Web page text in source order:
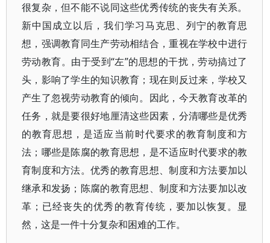
很复杂，但不能不说同这些优秀传统的丧失有关系。
新中国成立以后，我们学习马克思、列宁的教育思
想，强调教育同生产劳动相结合，重视在学校中进行
劳动教育。由于受到“左”的思想的干扰，劳动搞过了
头，影响了学生的知识教育；现在则反过来，学校又
产生了忽视劳动教育的倾向。因此，今天教育改革的
任务，就是要很好地厘清这些因素，分清哪些是优秀
的教育思想，是适应当前时代要求的教育制度和方
法；哪些是陈腐的教育思想，是不适应时代要求的教
育制度和方法。优秀的教育思想、制度和方法要加以
继承和发扬；陈腐的教育思想、制度和方法要加以改
革；已经丧失的优秀的教育传统，要加以恢复。显
然，这是一件十分复杂和困难的工作。